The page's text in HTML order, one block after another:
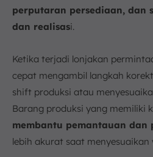
perputaran persediaan, dan
dan realisasi.
Ketika terjadi lonjakan
cepat mengambil langkah
shift produksi atau
Barang produksi yang memiliki
membantu pemantauan dan
lebih akurat saat menyesuaikan